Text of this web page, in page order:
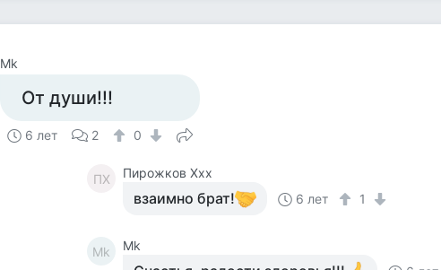
Mk
От души!!!
6 лет 2 0
ПХ Пирожков Ххх
взаимно брат! 6 лет 1
Mk Mk